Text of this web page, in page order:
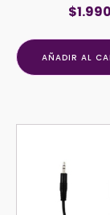
$1.990
AÑADIR AL